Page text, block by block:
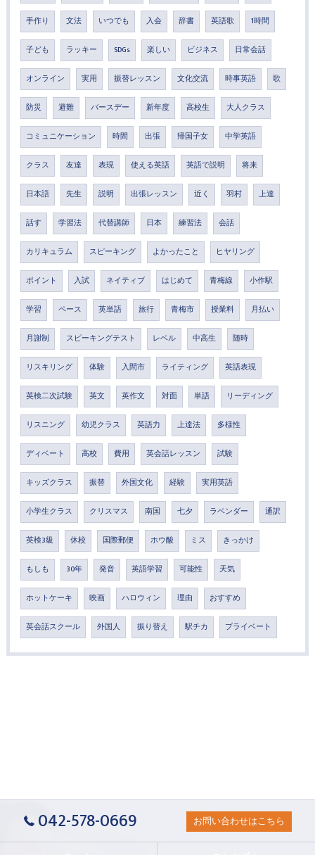
手作り 文法 いつでも 入会 辞書 英語歌 1時間
子ども ラッキー SDGs 楽しい ビジネス 日常会話
オンライン 実用 振替レッスン 文化交流 時事英語 歌
防災 避難 バースデー 新年度 高校生 大人クラス
コミュニケーション 時間 出張 帰国子女 中学英語
クラス 友達 表現 使える英語 英語で説明 将来
日本語 先生 説明 出張レッスン 近く 羽村 上達
話す 学習法 代替講師 日本 練習法 会話
カリキュラム スピーキング よかったこと ヒヤリング
ポイント 入試 ネイティブ はじめて 青梅線 小作駅
学習 ペース 英単語 旅行 青梅市 授業料 月払い
月謝制 スピーキングテスト レベル 中高生 随時
リスキリング 体験 入間市 ライティング 英語表現
英検二次試験 英文 英作文 対面 単語 リーディング
リスニング 幼児クラス 英語力 上達法 多様性
ディベート 高校 費用 英会話レッスン 試験
キッズクラス 振替 外国文化 経験 実用英語
小学生クラス クリスマス 南国 七夕 ラベンダー 通訳
英検3級 休校 国際郵便 ホウ酸 ミス きっかけ
もしも 30年 発音 英語学習 可能性 天気
ホットケーキ 映画 ハロウィン 理由 おすすめ
英会話スクール 外国人 振り替え 駅チカ プライベート
042-578-0669 お問い合わせはこちら